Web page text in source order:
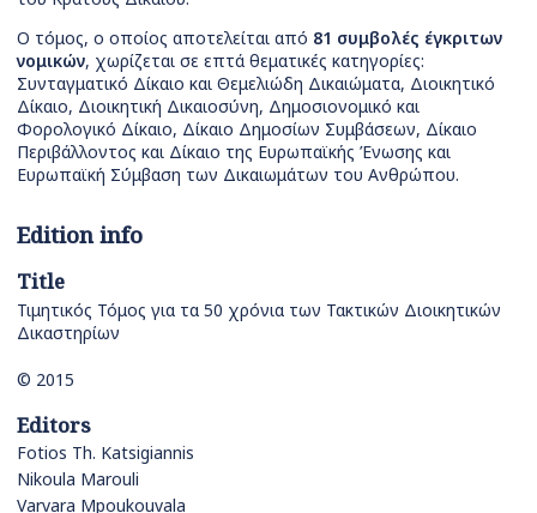
Ο τόμος, ο οποίος αποτελείται από 81 συμβολές έγκριτων
νομικών, χωρίζεται σε επτά θεματικές κατηγορίες:
Συνταγματικό Δίκαιο και Θεμελιώδη Δικαιώματα, Διοικητικό
Δίκαιο, Διοικητική Δικαιοσύνη, Δημοσιονομικό και
Φορολογικό Δίκαιο, Δίκαιο Δημοσίων Συμβάσεων, Δίκαιο
Περιβάλλοντος και Δίκαιο της Ευρωπαϊκής Ένωσης και
Ευρωπαϊκή Σύμβαση των Δικαιωμάτων του Ανθρώπου.
Edition info
Title
Τιμητικός Τόμος για τα 50 χρόνια των Τακτικών Διοικητικών
Δικαστηρίων
© 2015
Editors
Fotios Th. Katsigiannis
Nikoula Marouli
Varvara Mpoukouvala